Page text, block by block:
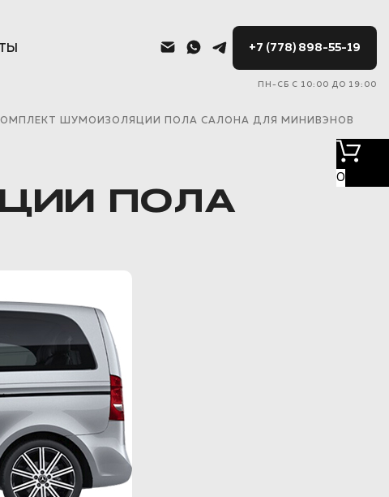
+7 (778) 898-55-19
ПН-СБ С 10:00 ДО 19:00
0
ШУМОИЗОЛЯЦИИ ПОЛА САЛОНА ДЛЯ МИНИВЭНОВ
ПОЛА